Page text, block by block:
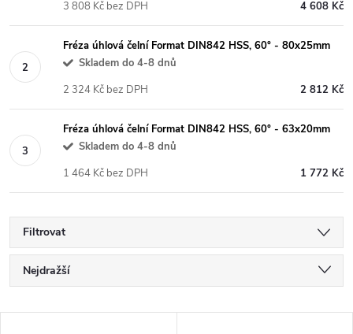
4 608 Kč
3 808 Kč bez DPH
Fréza úhlová čelní Format DIN842 HSS, 60° - 80x25mm
Skladem do 4-8 dnů
2 812 Kč
2 324 Kč bez DPH
Fréza úhlová čelní Format DIN842 HSS, 60° - 63x20mm
Skladem do 4-8 dnů
1 772 Kč
1 464 Kč bez DPH
Filtrovat
Ř
a
Nejdražší